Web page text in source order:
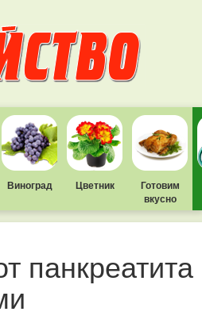
Виноград Цветник
Готовим
вкусно